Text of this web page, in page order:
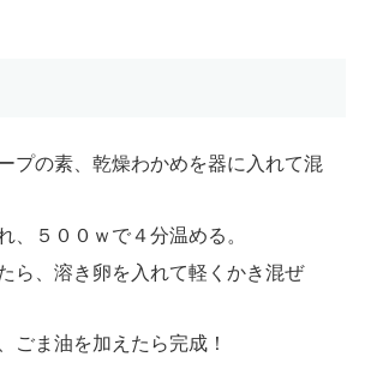
プの素、乾燥わかめを器に入れて混
、５００ｗで４分温める。
ら、溶き卵を入れて軽くかき混ぜ
ごま油を加えたら完成！